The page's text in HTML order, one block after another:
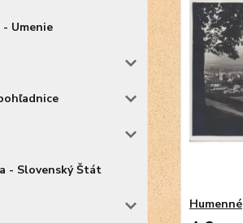
- Umenie
- Slovenský Štát
Humenné